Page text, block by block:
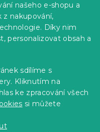
našeho e-shopu a
z nakupování,
Díky nim
personalizovat obsah a
sdílíme s
Kliknutím na
ke zpracování všech
si můžete
krémový
Do Košíku